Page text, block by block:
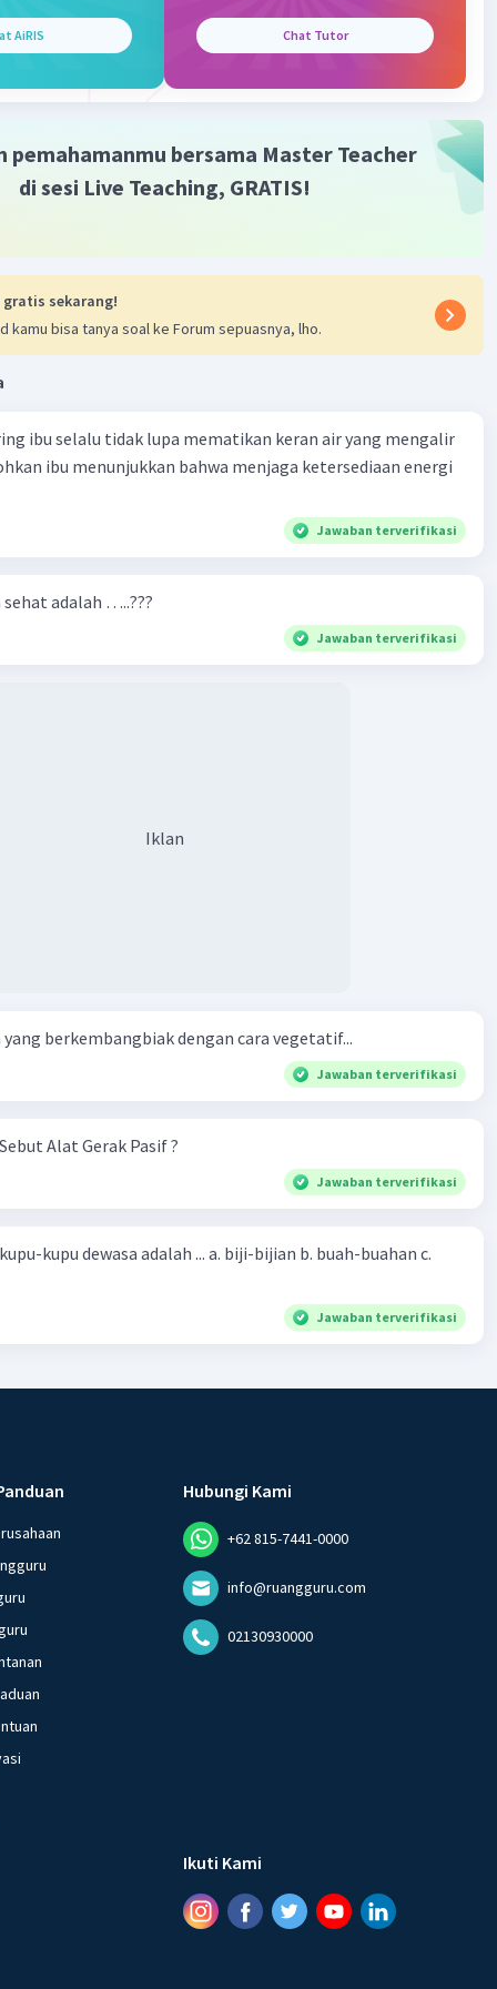
es batu yang dipanaskan lama-kelamaan akan mencair.
10:17
wujud benda dari padat ke cair disebut:
dipanaskan hingga mencapai titik lelehnya, molekul-
benda tersebut mulai mendapatkan energi kinetik
molekul-molekul tersebut bergerak lebih cepat
antar molekul menjadi lebih lemah.
·0.0(0) Balas
adalah C. Mencair.
(
AiRIS Chat Tutor
pemahamanmu bersama Master Teacher
di sesi Live Teaching, GRATIS!
gratis sekarang!
kamu bisa tanya soal ke Forum sepuasnya, lho.
ibu selalu tidak lupa mematikan keran air yang mengalir
ibu menunjukkan bahwa menjaga ketersediaan energi
Jawaban terverifikasi
adalah …..???
Jawaban terverifikasi
Iklan
berkembangbiak dengan cara vegetatif...
Jawaban terverifikasi
Alat Gerak Pasif ?
Jawaban terverifikasi
adalah ... a. biji-bijian b. buah-buahan c.
Jawaban terverifikasi
Hubungi Kami
+62 815-7441-0000
info@ruangguru.com
02130930000
Ikuti Kami